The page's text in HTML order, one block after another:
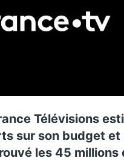
Télévisions
sur son budget et
les 45 millions